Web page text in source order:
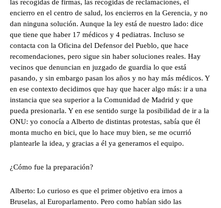
las recogidas de firmas, las recogidas de reclamaciones, el
encierro en el centro de salud, los encierros en la Gerencia, y no
dan ninguna solución. Aunque la ley está de nuestro lado: dice
que tiene que haber 17 médicos y 4 pediatras. Incluso se
contacta con la Oficina del Defensor del Pueblo, que hace
recomendaciones, pero sigue sin haber soluciones reales. Hay
vecinos que denuncian en juzgado de guardia lo que está
pasando, y sin embargo pasan los años y no hay más médicos. Y
en ese contexto decidimos que hay que hacer algo más: ir a una
instancia que sea superior a la Comunidad de Madrid y que
pueda presionarla. Y en ese sentido surge la posibilidad de ir a la
ONU: yo conocía a Alberto de distintas protestas, sabía que él
monta mucho en bici, que lo hace muy bien, se me ocurrió
plantearle la idea, y gracias a él ya generamos el equipo.
¿Cómo fue la preparación?
Alberto: Lo curioso es que el primer objetivo era irnos a
Bruselas, al Europarlamento. Pero como habían sido las